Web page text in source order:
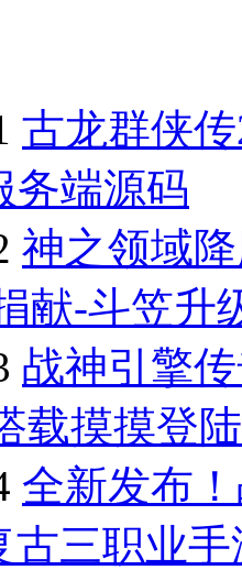
古龙群侠
务端源码
神之领域
献-斗笠升
战神引擎
载摸摸登
全新发布
古三职业